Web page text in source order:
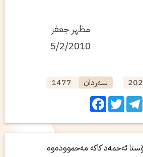
جعفر
سەردان 1477
FacebookTwitter
ئەحمەد کاکە مەحموودەوە